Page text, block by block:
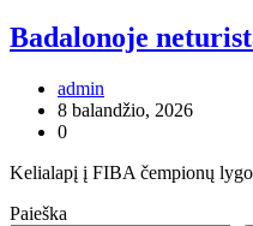
Badalonoje
admin
8 balandžio, 2026
0
Kelialapį į FIBA čempionų
Paieška